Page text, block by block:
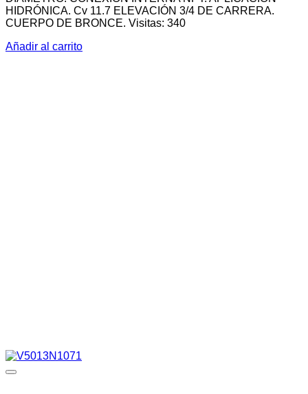
HIDRÓNICA. Cv 11.7 ELEVACIÓN 3/4 DE CARRERA.
CUERPO DE BRONCE. Visitas: 340
Añadir al carrito